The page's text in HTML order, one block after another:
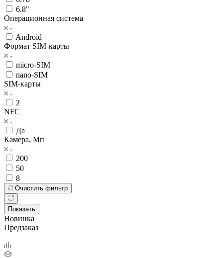
6.8"
Операционная система
Android
Формат SIM-карты
micro-SIM
nano-SIM
SIM-карты
2
NFC
Да
Камера, Мп
200
50
8
Очистить фильтр
Показать
Новинка
Предзаказ